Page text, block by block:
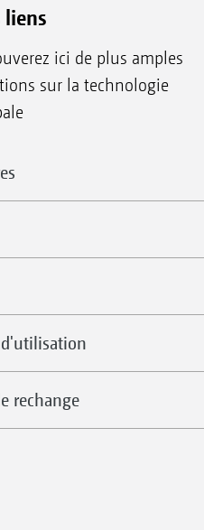
liens
ici de plus amples
sur la technologie
rechange